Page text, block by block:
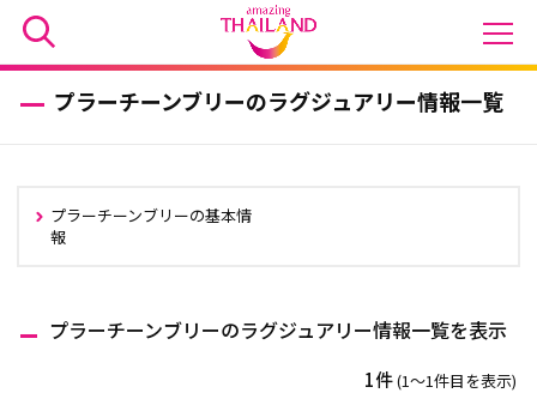
プラーチーンブリーのラグジュアリー情報一覧
プラーチーンブリーの基本情
報
プラーチーンブリーのラグジュアリー情報一覧を表示
1件(1〜1件目を表示)